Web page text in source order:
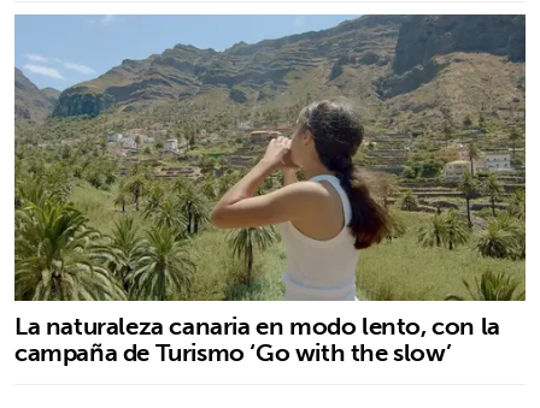
La naturaleza canaria en modo lento, con la
campaña de Turismo ‘Go with the slow’